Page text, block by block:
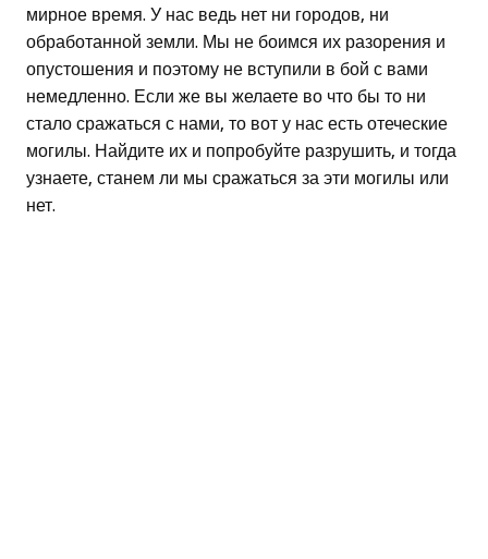
мирное время. У нас ведь нет ни городов, ни
обработанной земли. Мы не боимся их разорения и
опустошения и поэтому не вступили в бой с вами
немедленно. Если же вы желаете во что бы то ни
стало сражаться с нами, то вот у нас есть отеческие
могилы. Найдите их и попробуйте разрушить, и тогда
узнаете, станем ли мы сражаться за эти могилы или
нет.